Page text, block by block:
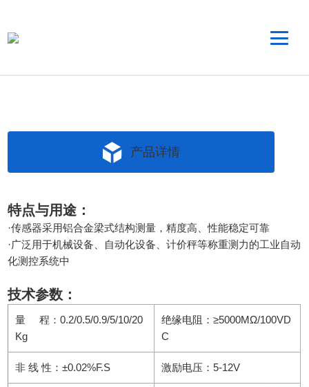
产品详情
特点与用途：
·传感器采用铝合金梁式结构测量，精度高、性能稳定可靠
·广泛用于机械设备、自动化设备、计价秤等称重测力的工业自动
化测控系统中
技术参数：
量 程：0.2/0.5/0.9/5/10/20
Kg
绝缘电阻：≥5000MΩ/100VD
C
非 线 性：±0.02%F.S 激励电压：5-12V